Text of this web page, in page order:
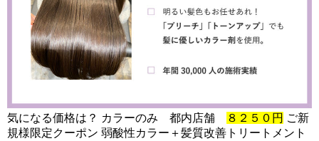
気になる価格は？ カラーのみ 都内店舗 ８２５０円 ご新
規様限定クーポン 弱酸性カラー＋髪質改善トリートメント